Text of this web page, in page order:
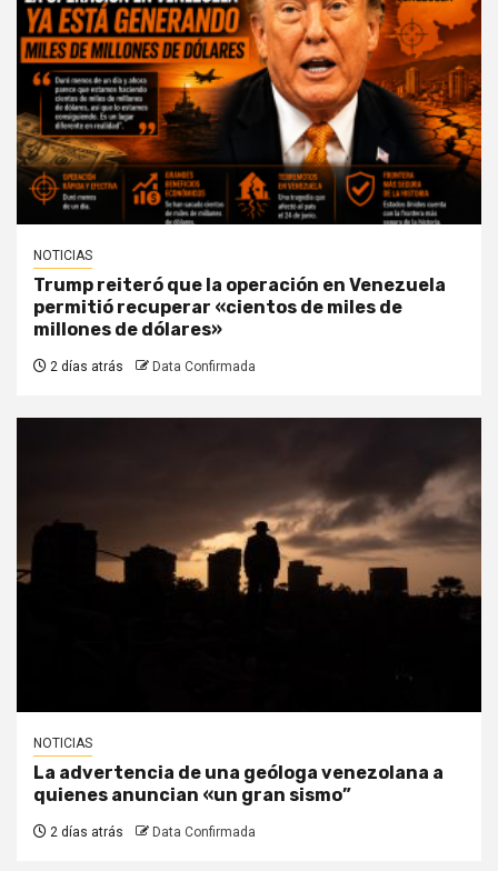
NOTICIAS
Trump reiteró que la operación en Venezuela
permitió recuperar «cientos de miles de
millones de dólares»
2 días atrás Data Confirmada
NOTICIAS
La advertencia de una geóloga venezolana a
quienes anuncian «un gran sismo”
2 días atrás Data Confirmada